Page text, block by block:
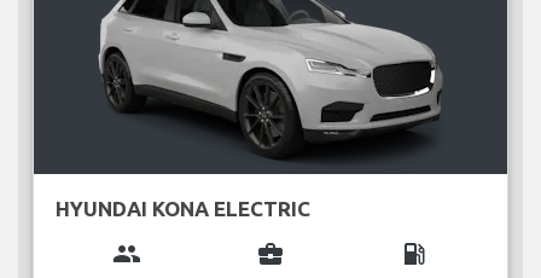
HYUNDAI KONA ELECTRIC
group business_center local_gas_station